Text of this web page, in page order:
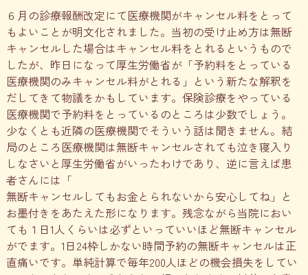
６月の診療報酬改定にて医療機関がキャンセル料をとって
もよいことが明文化されました。当初の受け止め方は無断
キャンセルした場合はキャンセル料をとれるというもので
したが、昨日になって厚生労働省が「予約料をとっている
医療機関のみキャンセル料がとれる」という新たな解釈を
だしてきて物議をかもしています。保険診療をやっている
医療機関で予約料をとっているのところは少数でしょう。
少なくとも近隣の医療機関でそういう話は聞きません。結
局のところ医療機関は無断キャンセルされても泣き寝入り
しなさいと厚生労働省がいったわけであり、逆に言えば患
者さんには「
無断キャンセルしてもお金とられないから安心してね」と
お墨付きをあたえた形になります。残念ながら当院におい
ても１日1人くらいは必ずといっていいほど無断キャンセル
がでます。1日24枠しかない時間予約の無断キャンセルは正
直痛いです。単純計算で毎年200人ほどの機会損失をしてい